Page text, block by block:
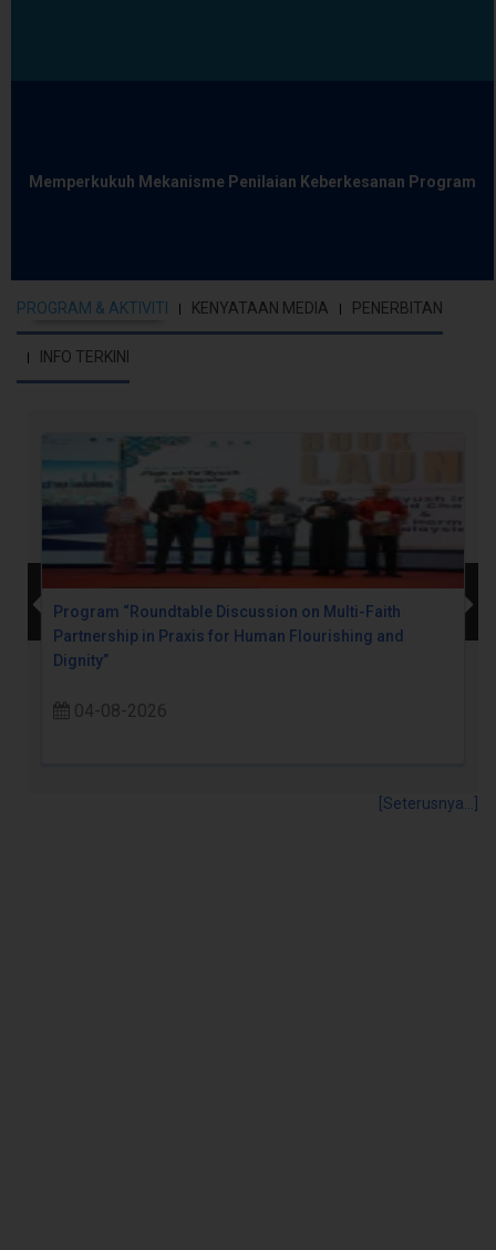
Memperkukuh Mekanisme Penilaian Keberkesanan Program
PROGRAM & AKTIVITI KENYATAAN MEDIA PENERBITAN
INFO TERKINI
Program “Roundtable Discussion on Multi-Faith
Partnership in Praxis for Human Flourishing and
Dignity”
04-08-2026
[Seterusnya...]